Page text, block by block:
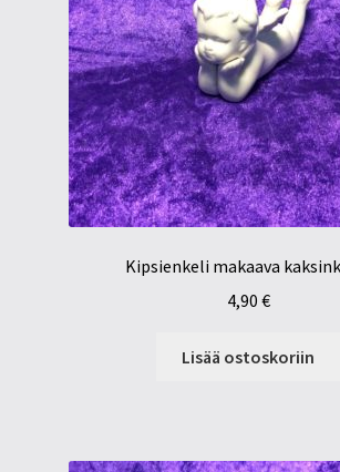
Kipsienkeli makaava
4,90 €
Lisää ostoskoriin